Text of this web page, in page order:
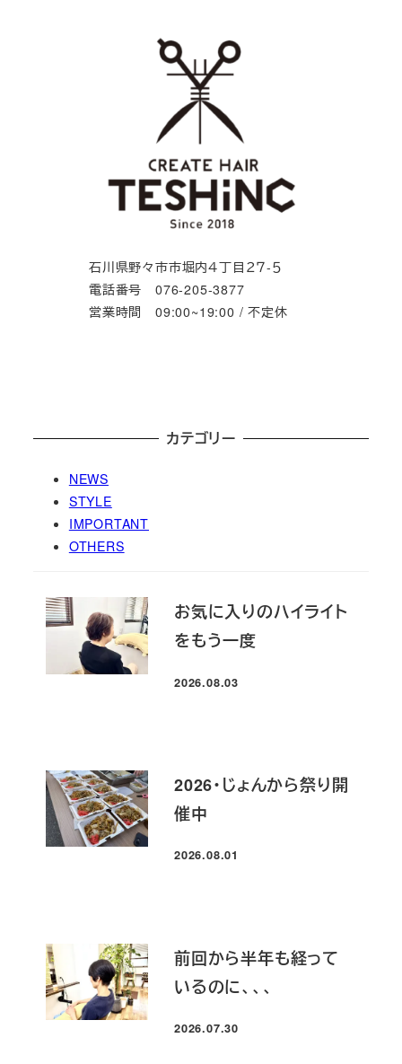
石川県野々市市堀内４丁目２７-５
電話番号 076-205-3877
営業時間 09:00~19:00 / 不定休
カテゴリー
NEWS
STYLE
IMPORTANT
OTHERS
お気に入りのハイライト
をもう一度
投稿日
2026.08.03
2026・じょんから祭り開
催中
投稿日
2026.08.01
前回から半年も経って
いるのに、、、
投稿日
2026.07.30